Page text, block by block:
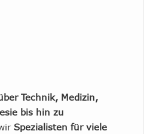
Technik, Medizin,
bis hin zu
Spezialisten für viele